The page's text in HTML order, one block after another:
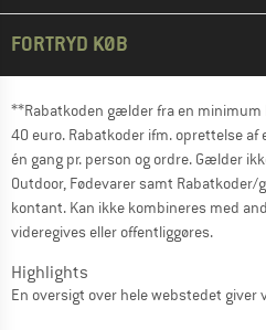
FORTRYD KØB
**Rabatkoden gælder fra en
40 euro. Rabatkoder ifm. oprettelse
én gang pr. person og ordre. Gælder
Outdoor, Fødevarer samt
kontant. Kan ikke kombineres med
videregives eller offentliggøres.
Highlights
En oversigt over hele webstedet giver